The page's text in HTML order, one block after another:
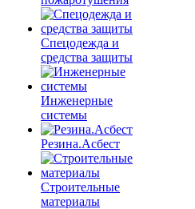
Спецодежда и
средства защиты
Инженерные
системы
Резина.Асбест
Строительные
материалы